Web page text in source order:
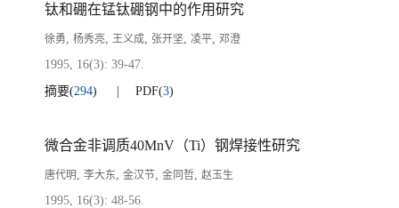
钛和硼在锰钛硼钢中的作用研究
徐勇, 杨秀亮, 王义成, 张开坚, 凌平, 邓澄
1995, 16(3): 39-47.
摘要(294) PDF(3)
微合金非调质40MnV（Ti）钢焊接性研究
唐代明, 李大东, 金汉节, 金同哲, 赵玉生
1995, 16(3): 48-56.